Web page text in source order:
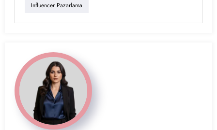
Influencer Pazarlama